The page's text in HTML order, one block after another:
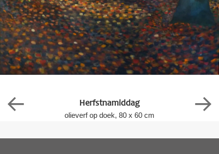
Herfstnamiddag
olieverf op doek, 80 x 60 cm